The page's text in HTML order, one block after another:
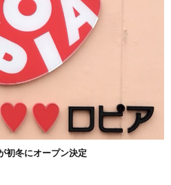
初冬にオープン決定